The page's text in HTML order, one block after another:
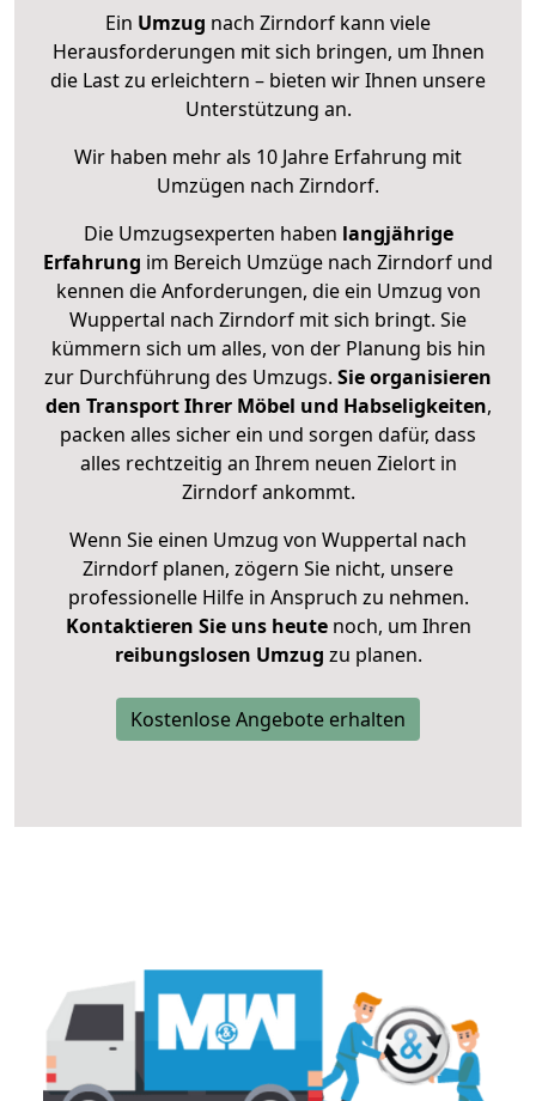
Ein Umzug nach Zirndorf kann viele
Herausforderungen mit sich bringen, um Ihnen
die Last zu erleichtern – bieten wir Ihnen unsere
Unterstützung an.
Wir haben mehr als 10 Jahre Erfahrung mit
Umzügen nach Zirndorf.
Die Umzugsexperten haben langjährige
Erfahrung im Bereich Umzüge nach Zirndorf und
kennen die Anforderungen, die ein Umzug von
Wuppertal nach Zirndorf mit sich bringt. Sie
kümmern sich um alles, von der Planung bis hin
zur Durchführung des Umzugs. Sie organisieren
den Transport Ihrer Möbel und Habseligkeiten,
packen alles sicher ein und sorgen dafür, dass
alles rechtzeitig an Ihrem neuen Zielort in
Zirndorf ankommt.
Wenn Sie einen Umzug von Wuppertal nach
Zirndorf planen, zögern Sie nicht, unsere
professionelle Hilfe in Anspruch zu nehmen.
Kontaktieren Sie uns heutenoch, um Ihren
reibungslosen Umzug zu planen.
Kostenlose Angebote erhalten